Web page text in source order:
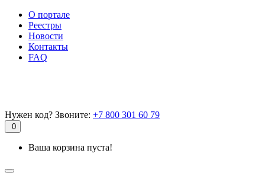
О портале
Реестры
Новости
Контакты
FAQ
Нужен код? Звоните: +7 800 301 60 79
0
Ваша корзина пуста!